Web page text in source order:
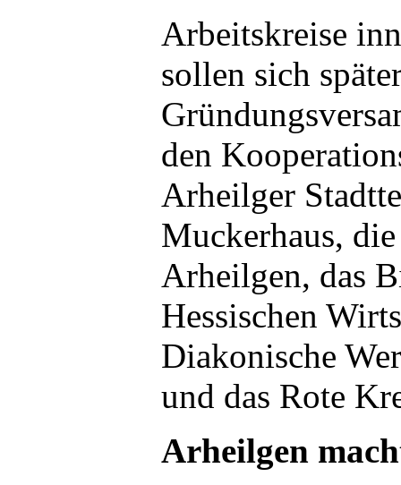
Arbeitskreise
sollen sich
den
Arheilger
Muckerhaus,
Arheilgen, das
Hessischen
Diakonische
und das Rote
Arheilgen